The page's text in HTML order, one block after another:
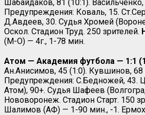
Шабайдаков, 81 (10:1). Васильченко,
Предупреждения: Коваль, 15.
Д.Авдеев, 30. Судья Хромей
Оскол. Стадион Труд. 250 зрителей.
(М-О) — 4г., 1-78 мин.
Атом — Академия футбола — 1:1
Ан.Анисимов, 45 (1:0). Кувшинов, 68
Предупреждения: С.Бедножей, 43.
Атом), 90+. Судья Шафеев
Нововоронеж. Стадион Старт. 150
Шалимов (АФ) — 1-90 мин., -1.